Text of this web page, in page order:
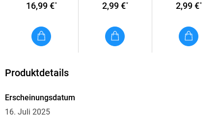
in einem Band
16,99 €* 2,99 €* 2,99 €*
Produktdetails
Erscheinungsdatum
16. Juli 2025